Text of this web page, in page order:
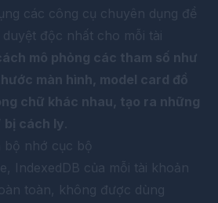
các công cụ chuyên dụng để
độc nhất cho mỗi tài
mô phỏng các tham số như
màn hình, model card đồ
chữ khác nhau, tạo ra những
bị cách ly
bộ nhớ cục bộ
IndexedDB của mỗi tài khoản
toàn, không được dùng